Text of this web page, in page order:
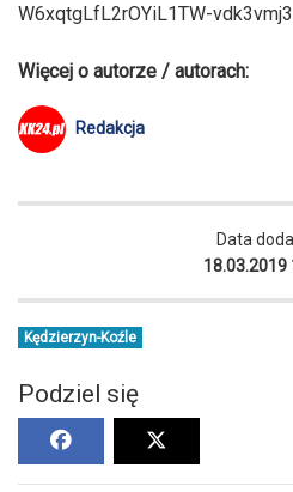
W6xqtgLfL2rOYiL1TW-
Więcej o autorze / autorach:
Redakcja
Data
18.03.2019
Kędzierzyn-Koźle
Podziel się